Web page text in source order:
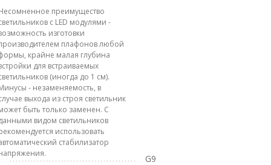
преимущество
с LED модулями -
изготовки
плафонов любой
крайне малая глубина
для встраиваемых
(иногда до 1 см).
- незаменяемость, в
выхода из строя светильник
быть только заменен. С
видом светильников
использовать
стабилизатор
G9